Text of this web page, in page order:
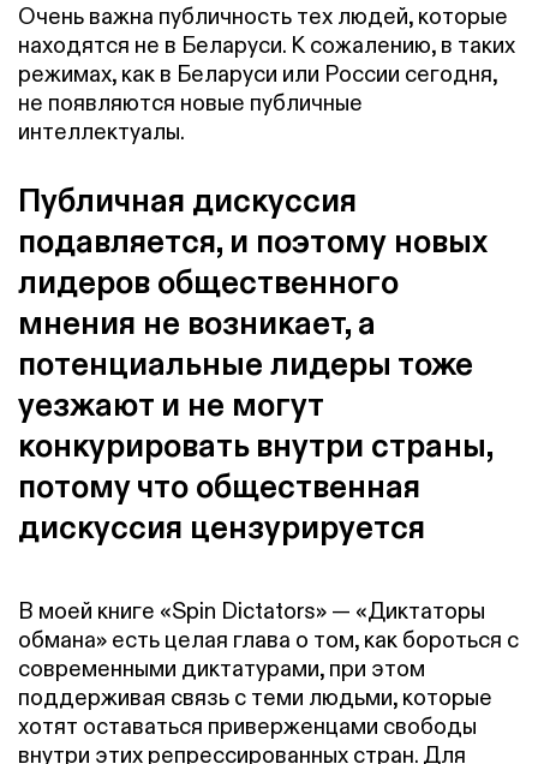
Очень важна публичность тех людей, которые
находятся не в Беларуси. К сожалению, в таких
режимах, как в Беларуси или России сегодня,
не появляются новые публичные
интеллектуалы.
Публичная дискуссия
подавляется, и поэтому новых
лидеров общественного
мнения не возникает, а
потенциальные лидеры тоже
уезжают и не могут
конкурировать внутри страны,
потому что общественная
дискуссия цензурируется
В моей книге «Spin Dictators» — «Диктаторы
обмана» есть целая глава о том, как бороться с
современными диктатурами, при этом
поддерживая связь с теми людьми, которые
хотят оставаться приверженцами свободы
внутри этих репрессированных стран. Для